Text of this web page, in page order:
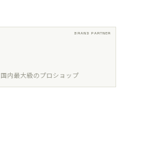
内最大級のプロショップ